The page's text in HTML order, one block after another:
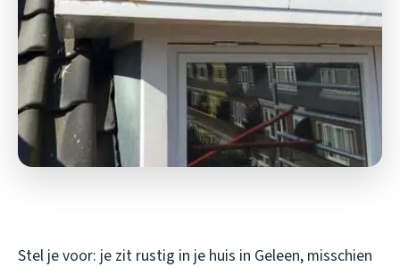
Stel je voor: je zit rustig in je huis in Geleen, misschien